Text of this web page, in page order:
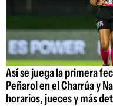
Así se juega la primera
Peñarol en el Charrúa y
horarios, jueces y más